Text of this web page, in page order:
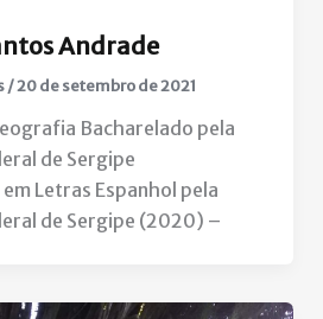
Andrade
/20 de setembro de 2021
Bacharelado pela
de Sergipe
Letras Espanhol pela
de Sergipe (2020) –